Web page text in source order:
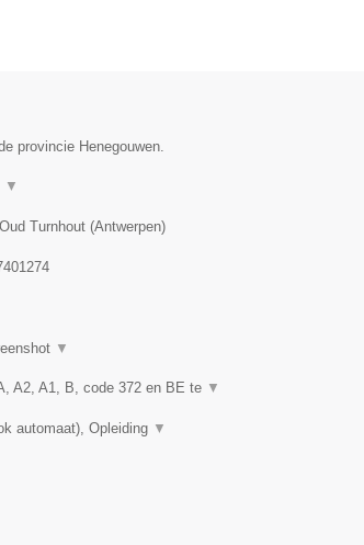
provincie Henegouwen.
▼
Oud Turnhout(Antwerpen)
▼
A2, A1, B, code 372 en BE te ▼
automaat), Opleiding ▼